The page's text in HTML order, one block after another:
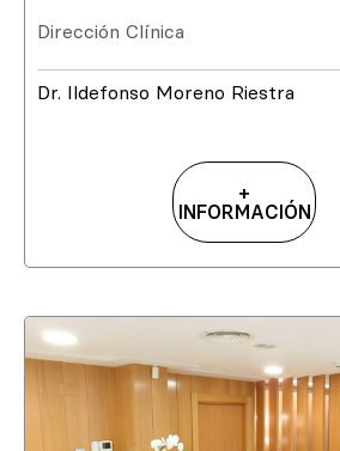
Dirección Clínica
Dr. Ildefonso Moreno Riestra
+
INFORMACIÓN